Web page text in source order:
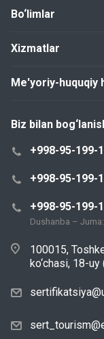
Bo‘limlar
Xizmatlar
Me'yoriy-huquqiy
Biz bilan
+998-95-199-
+998-95-199-
+998-95-199-
Dushanba –
100015,
ko‘chasi, 18-uy